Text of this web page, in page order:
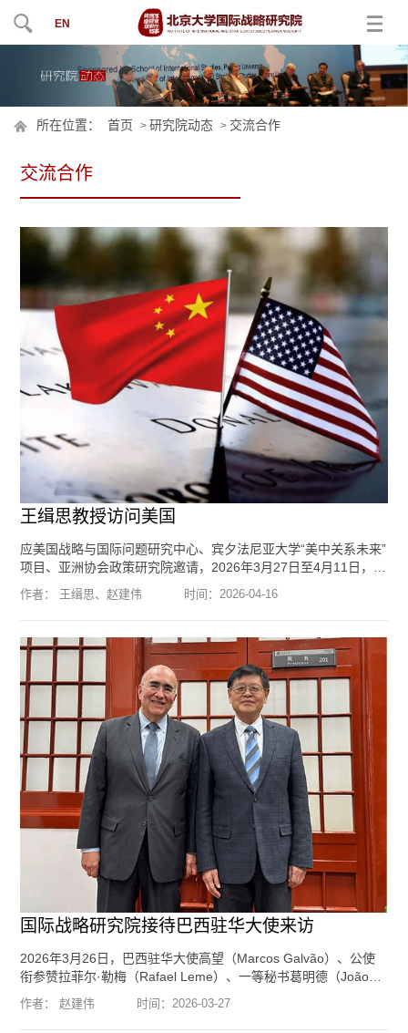
EN
所在位置： 首页 >研究院动态 > 交流合作
交流合作
王缉思教授访问美国
应美国战略与国际问题研究中心、宾夕法尼亚大学“美中关系未来”
项目、亚洲协会政策研究院邀请，2026年3月27日至4月11日，北
京大学国际战略研究院创始院长、国际关系学院教授王缉思，北
京大学国际关系学院博士后赵建伟先后前往美国华盛顿特区、费
请王缉思一行。访美期间，王缉思、赵建伟会见了美国贸易代表
办公室负责中国、蒙古事务的助理贸易代表特伦斯·麦卡廷
（Terrence ...
[阅读全文]
作者： 王缉思、赵建伟 时间： 2026-04-16
国际战略研究院接待巴西驻华大使来访
2026年3月26日，巴西驻华大使高望（Marcos Galvão）、公使
衔参赞拉菲尔·勒梅（Rafael Leme）、一等秘书葛明德（João
Gomide）到访北京大学国际战略研究院，与我院创始院长王缉思
教授、北京大学国际关系学院长聘副教授郭洁、北京大学国际关
作者： 赵建伟 时间：2026-03-27